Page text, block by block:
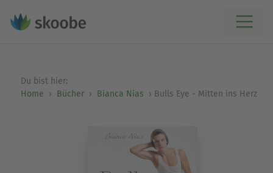
Du bist hier:
Home
Bücher Bianca Nias Bulls Eye - Mitten ins Herz